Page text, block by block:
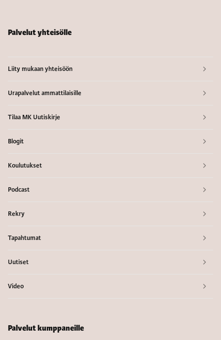
Palvelut yhteisölle
Liity mukaan yhteisöön
Urapalvelut ammattilaisille
Tilaa MK Uutiskirje
Blogit
Koulutukset
Podcast
Rekry
Tapahtumat
Uutiset
Video
Palvelut kumppaneille